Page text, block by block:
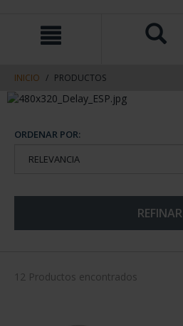
contenido
navegacin
INICIO PRODUCTOS
ORDENAR POR:
REFINAR
12 Productos encontrados